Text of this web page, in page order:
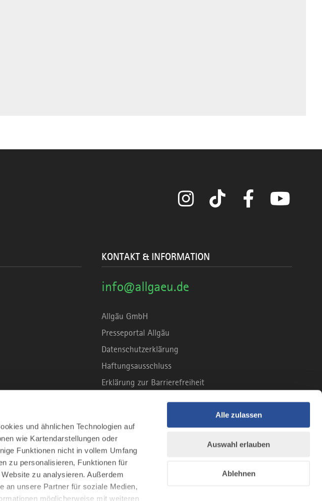
und ähnlichen Technologien auf
wie Kartendarstellungen oder
Funktionen nicht in vollem Umfang
zu personalisieren, Funktionen für
zu analysieren. Außerdem
an unsere Partner für soziale Medien,
möglicherweise mit weiteren
Alle zulassen
Auswahl erlauben
Ablehnen
Instagram TikTok Facebook
die Region
KONTAKT & INFORMATION
info@allgaeu.de
Allgäu GmbH
Presseportal Allgäu
Datenschutzerklärung
Haftungsausschluss
Erklärung zur Barrierefreiheit